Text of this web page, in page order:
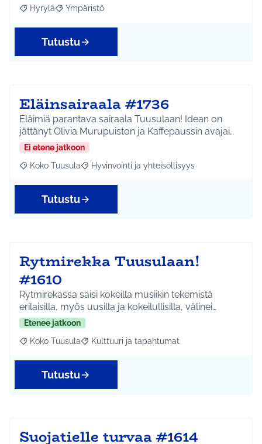
Rajaa tulokset aihepiirin mukaan: Hyrylä
Hyrylä Rajaa tulokset teeman mukaan: Ympäristö
Ympäristö
Tutustu
Eläinsairaala #1736
Eläimiä parantava sairaala Tuusulaan! Idean on
jättänyt Olivia Murupuiston ja Kaffepaussin avajai…
Ei etene jatkoon
Rajaa tulokset aihepiirin mukaan: Koko Tuusula
Koko Tuusula Rajaa tulokset teeman mukaan: Hyvinvointi ja
Hyvinvointi ja yhteisöllisyys
Tutustu
Rytmirekka Tuusulaan!
#1610
Rytmirekassa saisi kokeilla musiikin tekemistä
erilaisilla, myös uusilla ja kokeilullisilla, välinei…
Etenee jatkoon
Rajaa tulokset aihepiirin mukaan: Koko Tuusula
Koko Tuusula Rajaa tulokset teeman mukaan: Kulttuuri ja
Kulttuuri ja tapahtumat
Tutustu
Suojatielle turvaa #1614